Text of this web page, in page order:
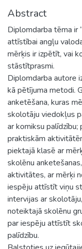
Abstract
Diplomdarba tēma ir
attīstībai angļu
mērķis ir izpētīt, vai
stāstītprasmi.
Diplomdarba autore
kā pētījuma metodi.
anketēšana, kuras
skolotāju viedokļus
ar komiksu
praktiskām
piektajā klasē ar
skolēnu
aktivitātes, ar mērķi
iespēju attīstīt viņu
intervijas ar
noteiktajā skolēnu
par iespēju attīstīt
palīdzību.